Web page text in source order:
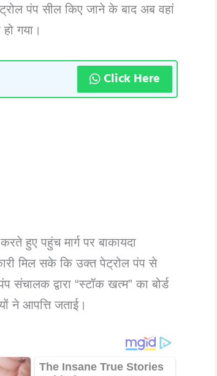
पंप सील किए जाने के बाद अब वहां
गया।
Click Here
हुए पहुंच मार्ग पर बाकायदा
मिल सके कि उक्त पेट्रोल पंप से
द्वारा “स्टॉक खत्म” का बोर्ड
ने आपत्ति जताई।